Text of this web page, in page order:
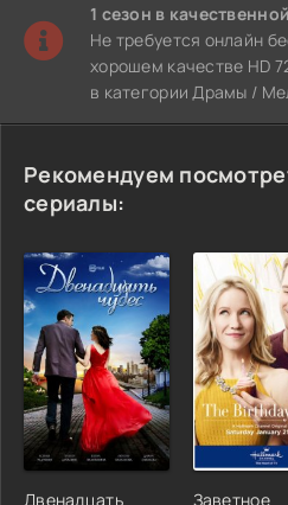
1 сезон в
Не требуется онлайн
хорошем качестве HD
в категории Драмы /
Рекомендуем
сериалы:
Двенадцать
Заветное